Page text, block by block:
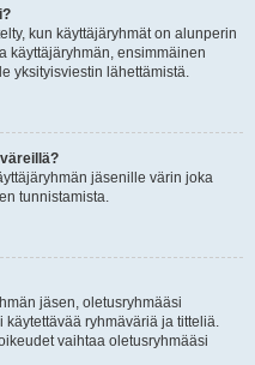
kun käyttäjäryhmät on alunperin
käyttäjäryhmän, ensimmäinen
yksityisviestin lähettämistä.
jäsenille värin joka
tunnistamista.
jäsen, oletusryhmääsi
ryhmäväriä ja titteliä.
vaihtaa oletusryhmääsi